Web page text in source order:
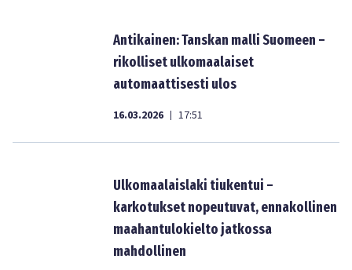
Antikainen: Tanskan malli Suomeen –
rikolliset ulkomaalaiset
automaattisesti ulos
16.03.2026 | 17:51
Ulkomaalaislaki tiukentui –
karkotukset nopeutuvat, ennakollinen
maahantulokielto jatkossa
mahdollinen